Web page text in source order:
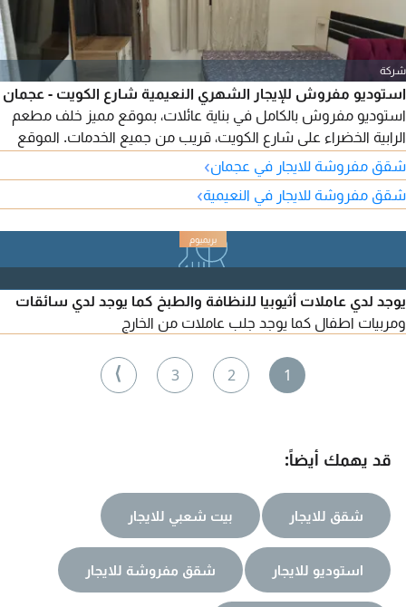
شركة
استوديو مفروش للإيجار الشهري النعيمية شارع الكويت - عجمان
استوديو مفروش بالكامل في بناية عائلات، بموقع مميز خلف مطعم
الرابية الخضراء على شارع الكويت، قريب من جميع الخدمات. الموقع
النعيمية شارع الكويت، خلف مطعم الرابية الخضراء، عجمان استوديو
مفروش بالكامل بناية مخصصة للعائلات يشمل الإيجار الكهرباء المياه
شقق مفروشة للايجار في عجمان›
شقق مفروشة للايجار في النعيمية›
يوجد لدي عاملات أثيوبيا للنظافة والطبخ كما يوجد لدي سائقات
ومربيات اطفال كما يوجد جلب عاملات من الخارج
1
2
3
⟩
قد يهمك أيضاً:
شقق للايجار بيت شعبي للايجار
استوديو للايجار شقق مفروشة للايجار